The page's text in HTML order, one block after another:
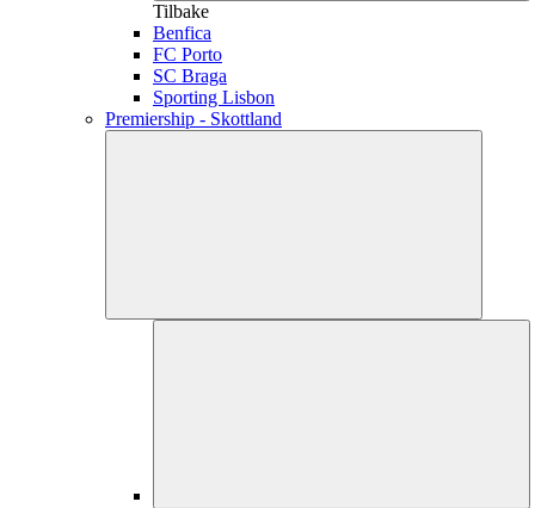
Tilbake
Benfica
FC Porto
SC Braga
Sporting Lisbon
Premiership - Skottland